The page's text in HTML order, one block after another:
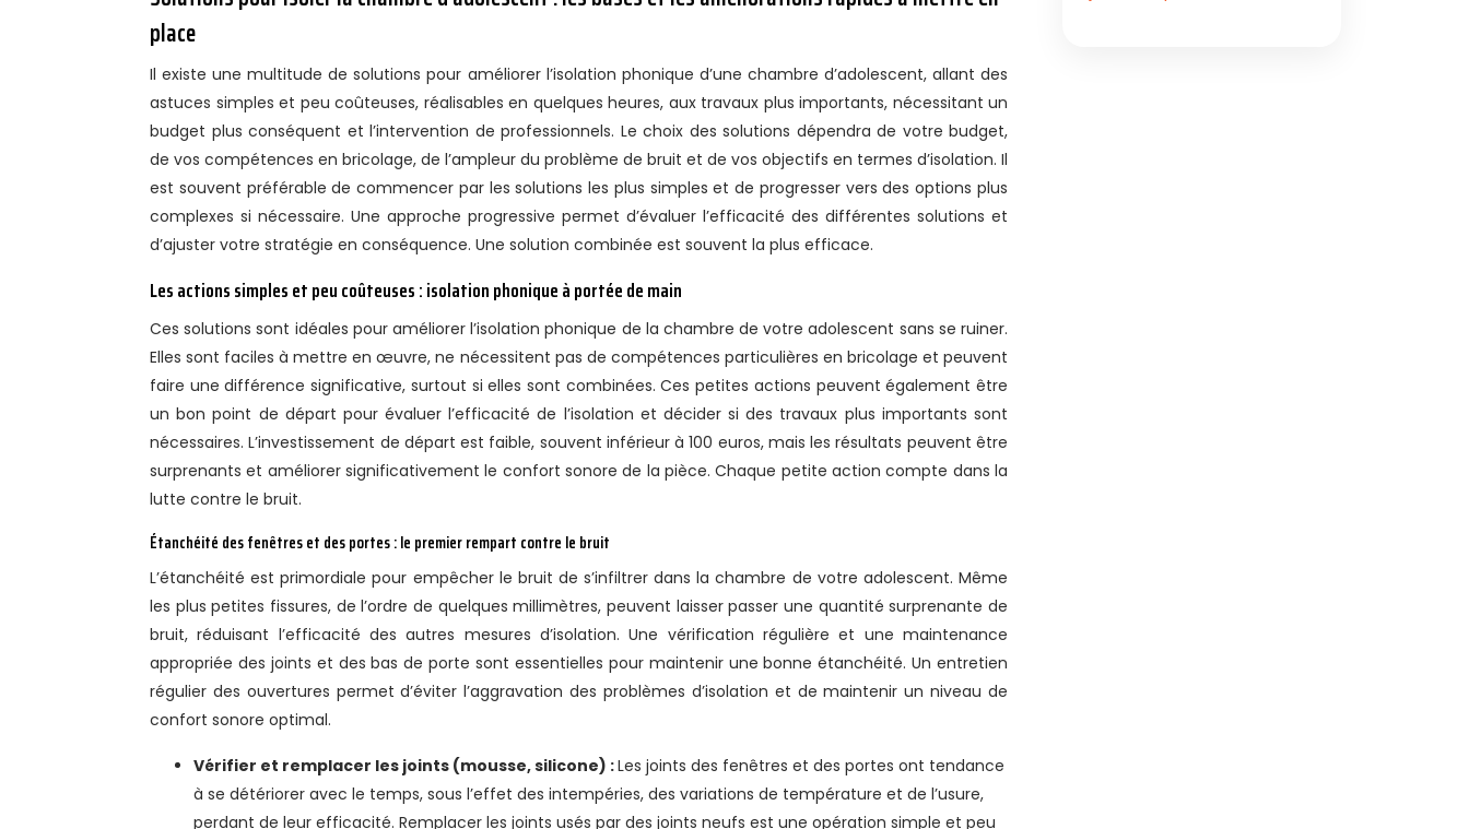
place
Il existe une multitude de solutions pour améliorer l’isolation phonique d’une chambre d’adolescent, allant des
astuces simples et peu coûteuses, réalisables en quelques heures, aux travaux plus importants, nécessitant un
budget plus conséquent et l’intervention de professionnels. Le choix des solutions dépendra de votre budget,
de vos compétences en bricolage, de l’ampleur du problème de bruit et de vos objectifs en termes d’isolation. Il
est souvent préférable de commencer par les solutions les plus simples et de progresser vers des options plus
complexes si nécessaire. Une approche progressive permet d’évaluer l’efficacité des différentes solutions et
d’ajuster votre stratégie en conséquence. Une solution combinée est souvent la plus efficace.
Les actions simples et peu coûteuses : isolation phonique à portée de main
Ces solutions sont idéales pour améliorer l’isolation phonique de la chambre de votre adolescent sans se ruiner.
Elles sont faciles à mettre en œuvre, ne nécessitent pas de compétences particulières en bricolage et peuvent
faire une différence significative, surtout si elles sont combinées. Ces petites actions peuvent également être
un bon point de départ pour évaluer l’efficacité de l’isolation et décider si des travaux plus importants sont
nécessaires. L’investissement de départ est faible, souvent inférieur à 100 euros, mais les résultats peuvent être
surprenants et améliorer significativement le confort sonore de la pièce. Chaque petite action compte dans la
lutte contre le bruit.
Étanchéité des fenêtres et des portes : le premier rempart contre le bruit
L’étanchéité est primordiale pour empêcher le bruit de s’infiltrer dans la chambre de votre adolescent. Même
les plus petites fissures, de l’ordre de quelques millimètres, peuvent laisser passer une quantité surprenante de
bruit, réduisant l’efficacité des autres mesures d’isolation. Une vérification régulière et une maintenance
appropriée des joints et des bas de porte sont essentielles pour maintenir une bonne étanchéité. Un entretien
régulier des ouvertures permet d’éviter l’aggravation des problèmes d’isolation et de maintenir un niveau de
confort sonore optimal.
Vérifier et remplacer les joints (mousse, silicone) :Les joints des fenêtres et des portes ont tendance
à se détériorer avec le temps, sous l’effet des intempéries, des variations de température et de l’usure,
perdant de leur efficacité. Remplacer les joints usés par des joints neufs est une opération simple et peu